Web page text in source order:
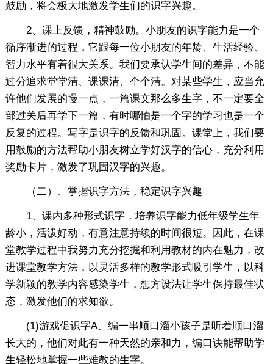
鼓励，将会极大地激发学生们的识字兴趣。
2、课上反馈，精神鼓励。小朋友的识字能力是一个
循序渐进的过程，它跟每一位小朋友的年龄、生活经验、
智力水平有着很大关系。我们要承认学生间的差异，不能
过分追求堂堂清、课课清、个个清。对某些学生，应当允
许他们发展的慢一点，一篇课文那么多生字，不一定要全
部过关后再学下一篇，有时哪怕是一个字的学习也是一个
反复的过程。写字是识字的反馈和巩固。课堂上，我们要
用鼓励的方法帮助小朋友树立学好汉字的信心，充分利用
奖励卡片，激发了巩固汉字的兴趣。
（二）、掌握识字方法，稳定识字兴趣
1、课内多种形式识字，培养识字能力低年级学生年
龄小，活泼好动，有意注意持续的时间很短。因此，在课
堂教学过程中我努力充分挖掘和利用教材的内在魅力，改
进课堂教学方法，以灵活多样的教学形式吸引学生，以科
学新颖的教学内容感染学生，想方设法让学生保持最佳状
态，激发他们的求知欲。
(1)游戏促识字A、编一串顺口溜小孩子是听着顺口溜
长大的，他们对此有一种天然的亲和力，编口诀能帮助学
生轻松地掌握一些难教的生字。